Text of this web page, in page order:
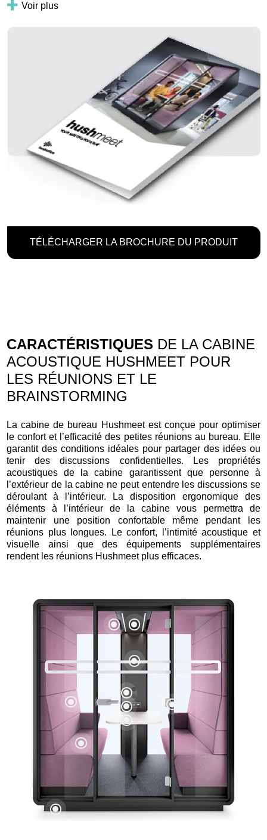
Voir plus
TÉLÉCHARGER LA BROCHURE DU PRODUIT
CARACTÉRISTIQUES DE LA CABINE
ACOUSTIQUE HUSHMEET POUR
LES RÉUNIONS ET LE
BRAINSTORMING
La cabine de bureau Hushmeet est conçue pour optimiser
le confort et l’efficacité des petites réunions au bureau. Elle
garantit des conditions idéales pour partager des idées ou
tenir des discussions confidentielles. Les propriétés
acoustiques de la cabine garantissent que personne à
l’extérieur de la cabine ne peut entendre les discussions se
déroulant à l’intérieur. La disposition ergonomique des
éléments à l’intérieur de la cabine vous permettra de
maintenir une position confortable même pendant les
réunions plus longues. Le confort, l’intimité acoustique et
visuelle ainsi que des équipements supplémentaires
rendent les réunions Hushmeet plus efficaces.